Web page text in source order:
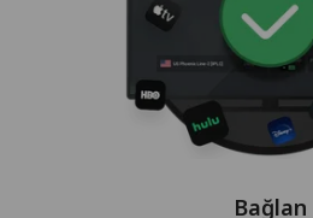
Bağlan